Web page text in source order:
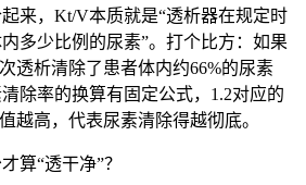
来，Kt/V本质就是“透析器在规定时
多少比例的尿素”。打个比方：如果
透析清除了患者体内约66%的尿素
除率的换算有固定公式，1.2对应的
越高，代表尿素清除得越彻底。
算“透干净”？